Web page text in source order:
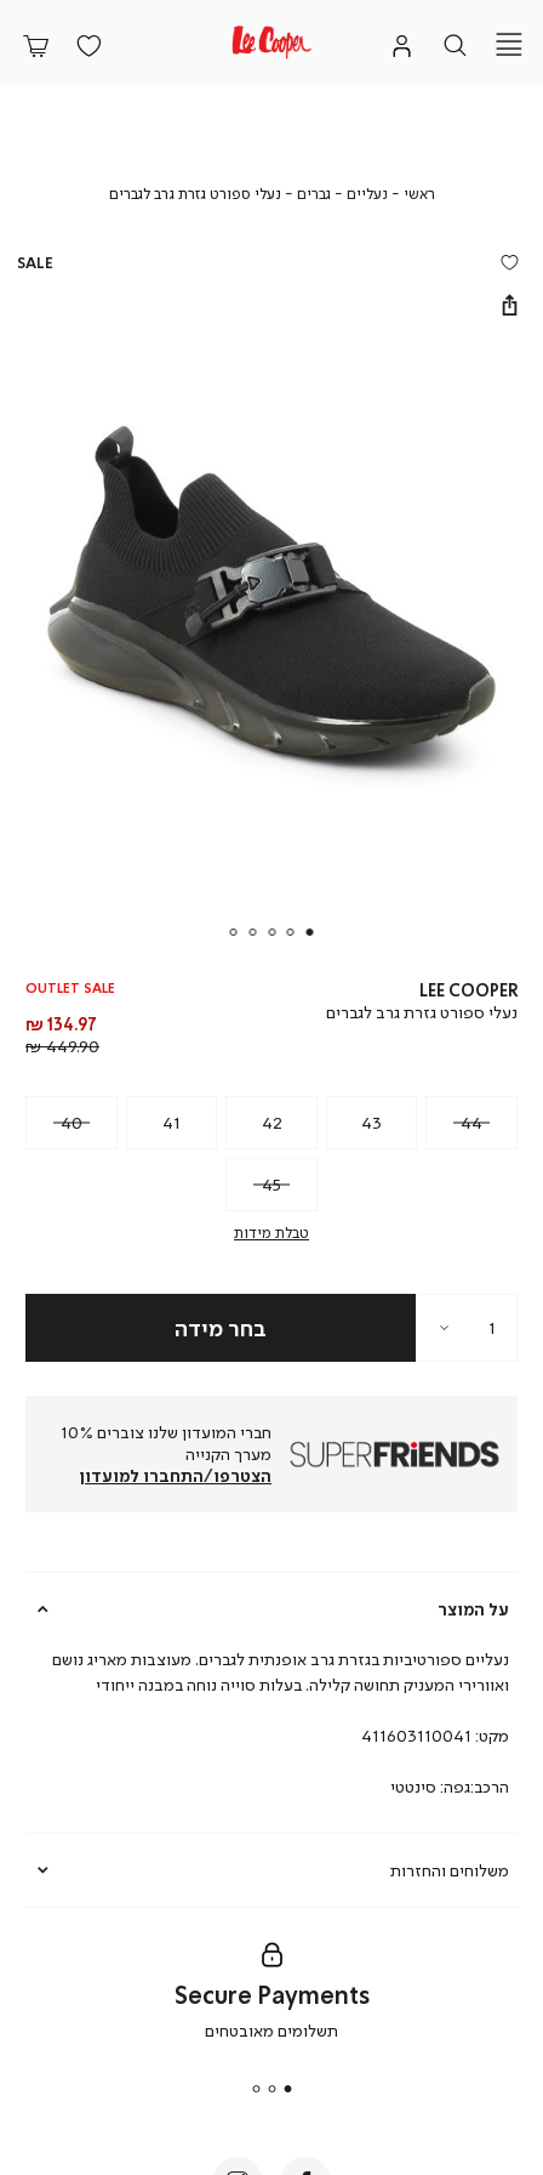
ראשי ראשי
נעליים נעליים
גברים גברים
נעלי ספורט גזרת גרב לגבריםנעלי
LEE COOPER
נעלי ספורט גזרת גרב לגברים
OUTLET SALE
מחיר
מוצר
134.97 ₪
449.90 ₪
40 41 42 43 44
45
טבלת מידות
חברי המועדון שלנו צוברים 10%
מערך הקנייה
הצטרפו/התחברו למועדון
על המוצר
משלוחים והחזרות
נעליים ספורטיביות בגזרת גרב אופנתית לגברים. מעוצבות מאריג נושם
ואוורירי המעניק תחושה קלילה. בעלות סוייה נוחה במבנה ייחודי
מקט: 411603110041
הרכב:גפה: סינטטי
secure
|
Secure Payments
תשלומים מאובטחים
SALE